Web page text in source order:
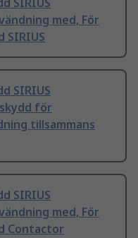
SIRIUS
med, För
SIRIUS
SIRIUS
för
tillsammans
SIRIUS
med, För
Contactor